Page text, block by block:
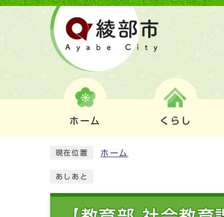
ホーム くらし
現在位置 ホーム
あしあと